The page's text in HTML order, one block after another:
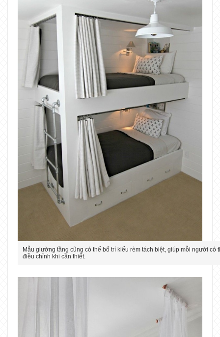
Mẫu giường tầng cũng có thể bố trí kiểu rèm tách biệt, giúp mỗi người có
điều chỉnh khi cần thiết.